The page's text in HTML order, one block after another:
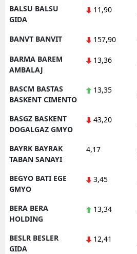
BALSU BALSU
GIDA
11,90
BANVT BANVIT 157,90
BARMA BAREM
AMBALAJ
13,36
BASCM BASTAS
BASKENT CIMENTO
13,35
BASGZ BASKENT
DOGALGAZ GMYO
43,20
BAYRK BAYRAK
TABAN SANAYI
4,17
BEGYO BATI EGE
GMYO
3,45
BERA BERA
HOLDING
13,34
BESLR BESLER
GIDA
12,41